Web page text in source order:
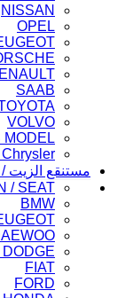
NISSAN
OPEL
SAAB
VOLVO
MODEL
مستنقع الزيت
/ SEAT
BMW
FIAT
FORD